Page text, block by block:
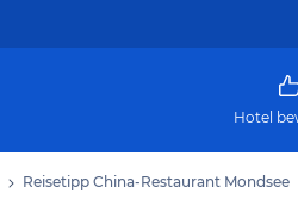
Hotel
Reisetipp China-Restaurant Mondsee